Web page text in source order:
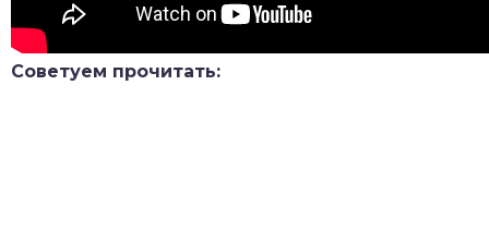
Советуем прочитать: